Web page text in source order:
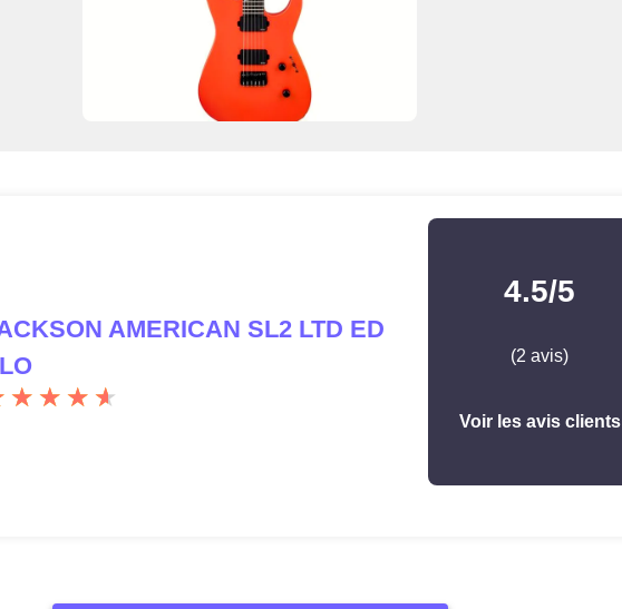
AMERICAN SL2 LTD ED
4.5/5
(2 avis)
Voir les avis clients